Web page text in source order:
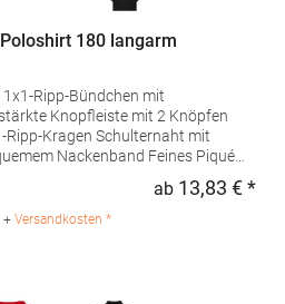
180 langarm
Feines Piqué
geeignetBügeln
100%
ab 13,83 € *
+ Versandkosten *